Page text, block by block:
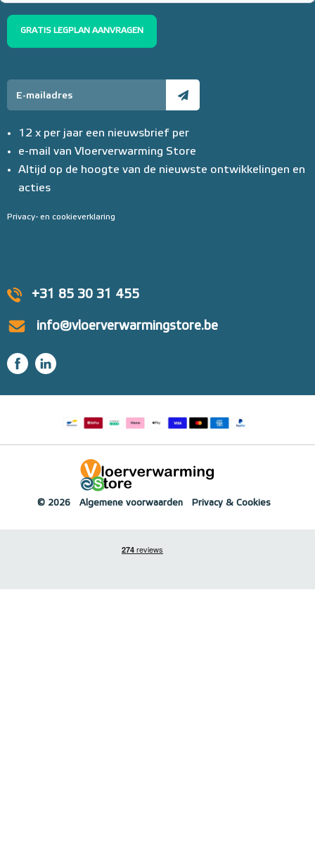
+31 85 30 31 455
info@vloerverwarmingstore.be
GRATIS LEGPLAN AANVRAGEN
12 x per jaar een nieuwsbrief per
e-mail van Vloerverwarming Store
Altijd op de hoogte van de nieuwste ontwikkelingen en
acties
Privacy- en cookieverklaring
© 2026 Algemene voorwaarden Privacy & Cookies